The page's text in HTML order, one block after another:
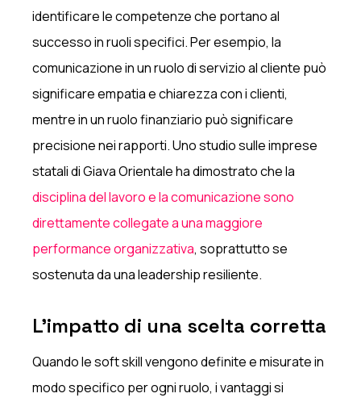
identificare le competenze che portano al
successo in ruoli specifici. Per esempio, la
comunicazione in un ruolo di servizio al cliente può
significare empatia e chiarezza con i clienti,
mentre in un ruolo finanziario può significare
precisione nei rapporti. Uno studio sulle imprese
statali di Giava Orientale ha dimostrato che la
disciplina del lavoro e la comunicazione sono
direttamente collegate a una maggiore
performance organizzativa, soprattutto se
sostenuta da una leadership resiliente.
L'impatto di una scelta corretta
Quando le soft skill vengono definite e misurate in
modo specifico per ogni ruolo, i vantaggi si